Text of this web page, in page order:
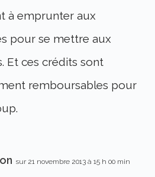
à emprunter aux
pour se mettre aux
Et ces crédits sont
remboursables pour
sur 21 novembre 2013 à 15 h 00 min